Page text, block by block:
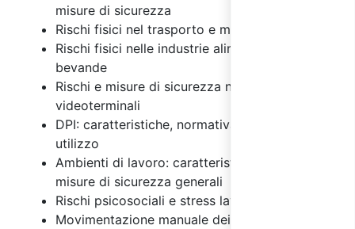
misure di sicurezza
Rischi fisici nel trasporto e magazzinaggio
Rischi fisici nelle industrie alimentari e delle
bevande
Rischi e misure di sicurezza nell'uso dei
videoterminali
DPI: caratteristiche, normativa e regole di
utilizzo
Ambienti di lavoro: caratteristiche, rischi e
misure di sicurezza generali
Rischi psicosociali e stress lavoro correlato
Movimentazione manuale dei carichi: rischi e